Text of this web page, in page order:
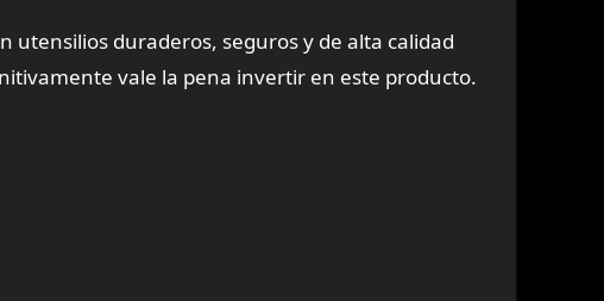
utensilios duraderos, seguros y de alta calidad
vale la pena invertir en este producto.